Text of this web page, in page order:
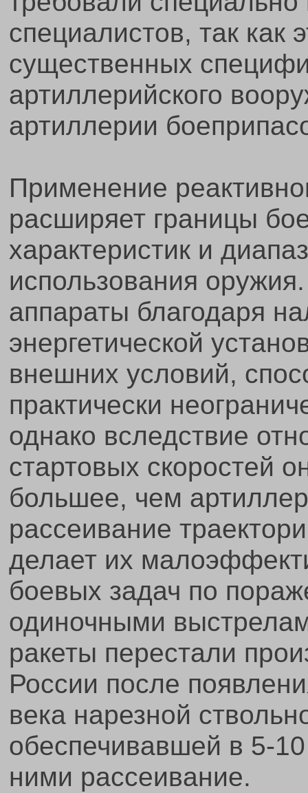
специалистов, так как
существенных
артиллерийского
артиллерии
Применение
расширяет границы
характеристик и
использования
аппараты благодаря
энергетической
внешних условий,
практически
однако вследствие
стартовых скоростей
большее, чем
рассеивание
делает их
боевых задач по
одиночными
ракеты перестали
России после
века нарезной
обеспечивавшей в 5-
ними рассеивание.